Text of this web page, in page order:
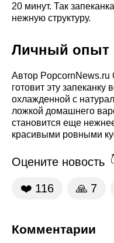
20 минут. Так
нежную структуру.
Личный опыт
Автор PopcornNews.ru
готовит эту запеканку
охлажденной с
ложкой домашнего
становится еще
красивыми ровными
Оцените новость
❤️ 116 🙏 7
Комментарии